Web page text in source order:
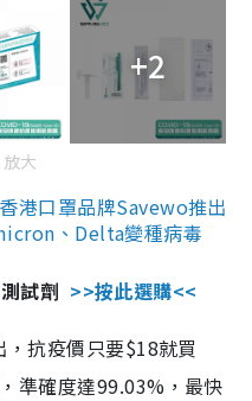
+2
大
港口罩品牌Savewo推出
、Delta變種病毒
試劑 >>按此選購<<
抗疫價只要$18就買
準確度達99.03%，最快